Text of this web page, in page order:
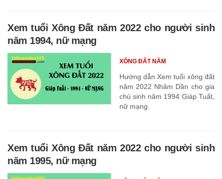
Xem tuổi Xông Đất năm 2022 cho người sinh
năm 1994, nữ mạng
Hướng dẫn Xem tuổi xông đất
năm 2022 Nhâm Dần cho gia
chủ sinh năm 1994 Giáp Tuất,
nữ mạng.
XÔNG ĐẤT NĂM
Xem tuổi Xông Đất năm 2022 cho người sinh
năm 1995, nữ mạng